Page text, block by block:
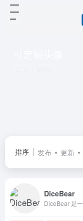
排序 发布 更新
DiceBear